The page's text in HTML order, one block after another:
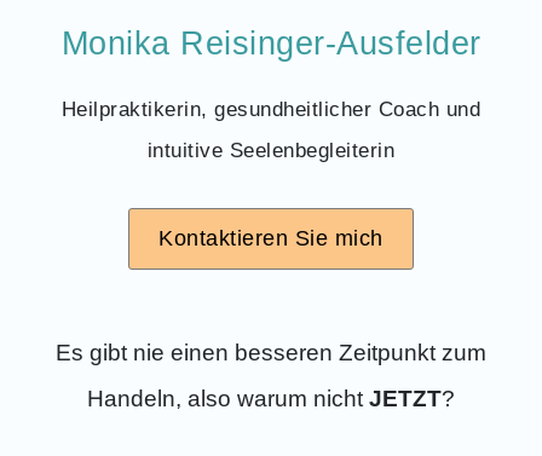
Monika Reisinger-Ausfelder
Heilpraktikerin, gesundheitlicher Coach und
intuitive Seelenbegleiterin
Kontaktieren Sie mich
Es gibt nie einen besseren Zeitpunkt zum
Handeln, also warum nichtJETZT?